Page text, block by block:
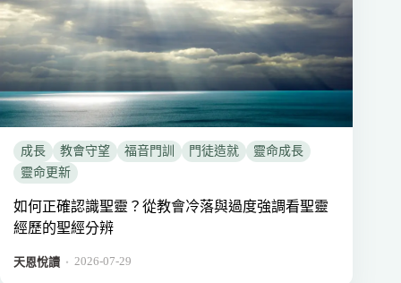
成長 教會守望 福音門訓 門徒造就
靈命成長
靈命更新
如何正確認識聖靈？從教會冷落與過度強調看聖靈
經歷的聖經分辨
天恩悅讀 ． 2026-07-29